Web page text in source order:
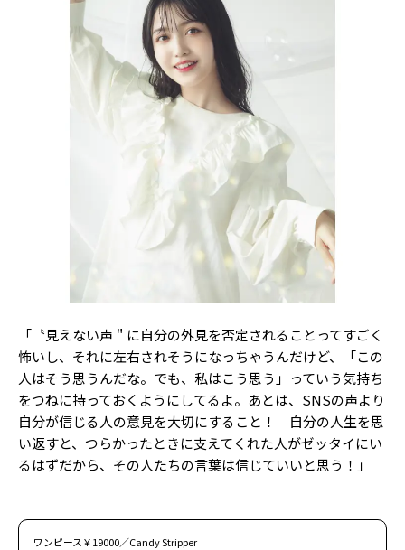
「〝見えない声＂に自分の外見を否定されることってすごく
怖いし、それに左右されそうになっちゃうんだけど、「この
人はそう思うんだな。でも、私はこう思う」っていう気持ち
をつねに持っておくようにしてるよ。あとは、SNSの声より
自分が信じる人の意見を大切にすること！ 自分の人生を思
い返すと、つらかったときに支えてくれた人がゼッタイにい
るはずだから、その人たちの言葉は信じていいと思う！」
ワンピース￥19000／Candy Stripper